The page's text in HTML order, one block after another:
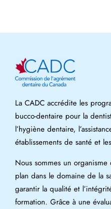
La CADC accrédite les
bucco-dentaire pour la
l’hygiène dentaire,
établissements de santé et
Nous sommes un
plan dans le domaine de la
garantir la qualité et
formation. Grâce à une